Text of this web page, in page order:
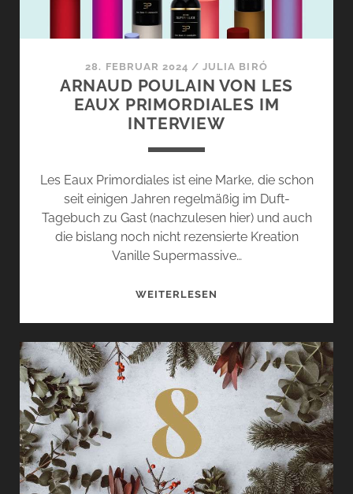
28. FEBRUAR 2024 /JULIA BIRÓ
ARNAUD POULAIN VON LES
EAUX PRIMORDIALES IM
INTERVIEW
Les Eaux Primordiales ist eine Marke, die schon
seit einigen Jahren regelmäßig im Duft-
Tagebuch zu Gast (nachzulesen hier) und auch
die bislang noch nicht rezensierte Kreation
Vanille Supermassive…
WEITERLESEN
LES
EAUX
PRIMORDIALES
INTERVIEW